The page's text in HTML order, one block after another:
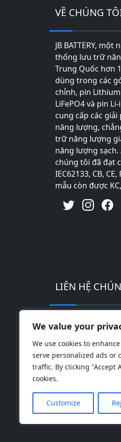
We value your
We use cookies to
serve personalized ads or
traffic. By clicking "Accept
cookies.
Customize
VỀ CHÚNG
JB BATTERY,
thống lưu trữ
Trung Quốc hơn
dùng trong các
chỉnh, pin
LiFePO4 và pin
cung cấp các
năng lượng,
trữ năng lượng
năng lượng sạch.
chúng tôi đã đạt
IEC62133, CB,
mẫu còn được
LIÊN HỆ
Địa chỉ: Khu
Điện thoại:
Email: